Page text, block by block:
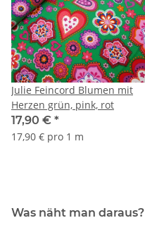
Julie Feincord Blumen mit
Herzen grün, pink, rot
17,90 € *
17,90 € pro 1 m
Was näht man daraus?